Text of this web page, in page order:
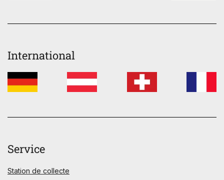
International
Service
Station de collecte